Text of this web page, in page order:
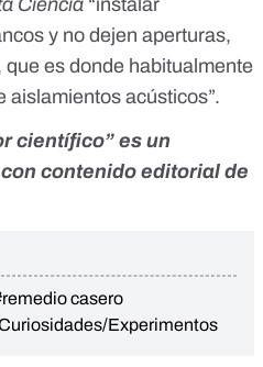
Ciencia “instalar
y no dejen aperturas,
es donde habitualmente
aislamientos acústicos”.
científico” es un
con contenido editorial de
casero
Experimentos